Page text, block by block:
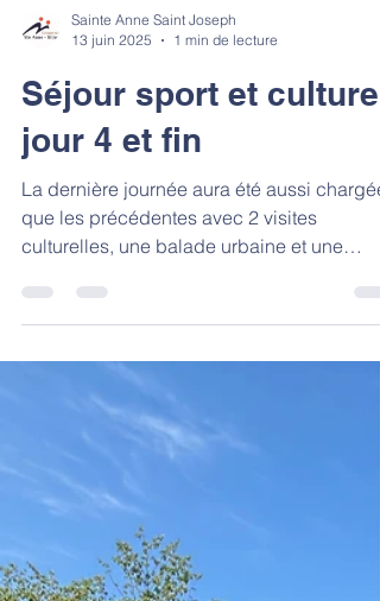
Sainte Anne Saint Joseph
Séjour sport et culture :
jour 4 et fin
La dernière journée aura été aussi chargée
que les précédentes avec 2 visites
activité sportive....